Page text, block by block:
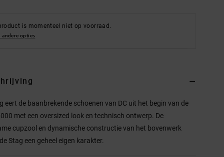
is momenteel niet op voorraad.
andere opties
eert de baanbrekende schoenen van DC uit het begin van de
met een oversized look en technisch ontwerp. De
cupzool en dynamische constructie van het bovenwerk
Stag een geheel eigen karakter.